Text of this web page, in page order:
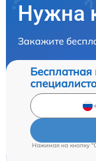
Нужна
Закажите
Бесплатная
Нажимая на кнопку